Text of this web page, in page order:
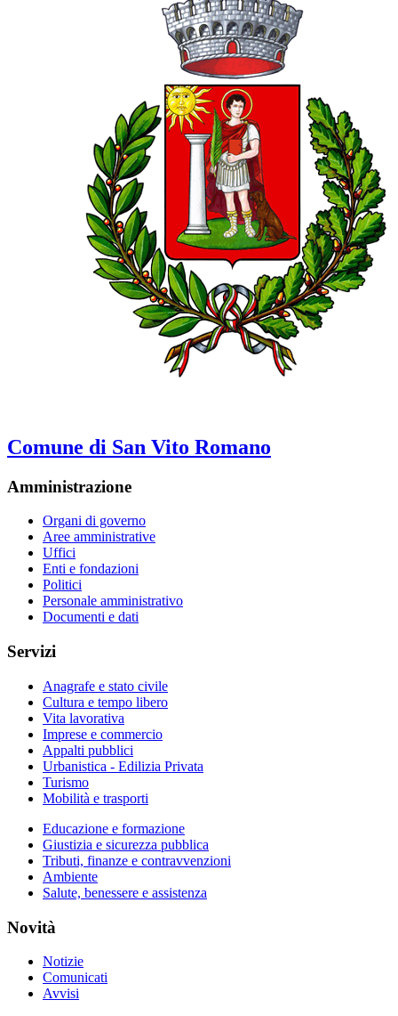
Comune di San Vito Romano
Amministrazione
Organi di governo
Aree amministrative
Uffici
Enti e fondazioni
Politici
Personale amministrativo
Documenti e dati
Servizi
Anagrafe e stato civile
Cultura e tempo libero
Vita lavorativa
Imprese e commercio
Appalti pubblici
Urbanistica - Edilizia Privata
Turismo
Mobilità e trasporti
Educazione e formazione
Giustizia e sicurezza pubblica
Tributi, finanze e contravvenzioni
Ambiente
Salute, benessere e assistenza
Novità
Notizie
Comunicati
Avvisi